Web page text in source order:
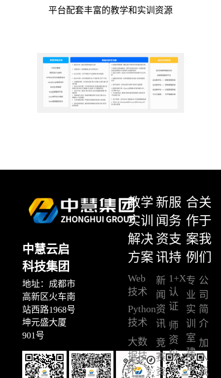
平台配套丰富的教学和实训资源
中慧云启
科技集团
地址：成都市
高新区火车南
站西路1968号
坤元盛大厦
901号
教学
实训
解决
方案
Web
技术
Python
技术
大数
据技
术
新
闻
资
讯
新
闻
资
讯
竞
赛
资
服
务
支
持
1+X
认
证
师
资
培
训
合
作
案
例
专
业
实
训
室
建
设
关
于
我
们
公
司
简
介
加
入
我